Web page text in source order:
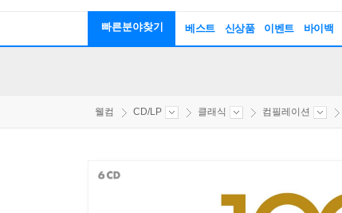
빠른분야찾기 베스트 신상품 이벤트 바이백
웰컴 CD/LP 클래식 컴필레이션